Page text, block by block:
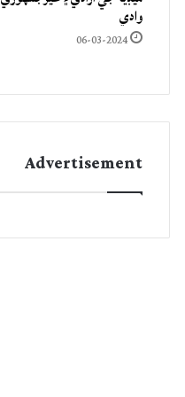
وادي
06-03-2024
Advertisement